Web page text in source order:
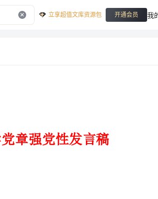
立享超值文库资源包 开通会员 我